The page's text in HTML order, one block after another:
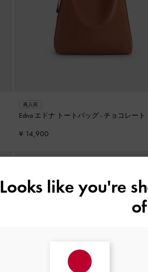
再入荷
Edna エドナ トートバッグ - チョコレート
¥ 14,900
Looks like you're